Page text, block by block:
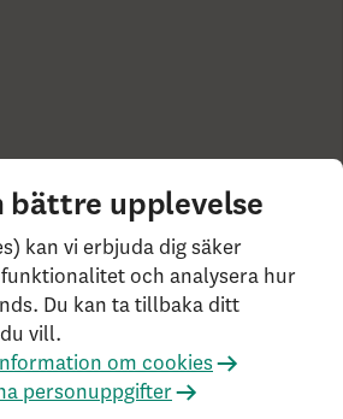
Tillgänglighet
och distansavtal
insättningsgaranti &
behandlar vi dina personuppgifter
Skandia, ömsesidigt, 106 55
bättre upplevelse
kan vi erbjuda dig säker
och analysera hur
Du kan ta tillbaka ditt
vill.
om cookies
personuppgifter